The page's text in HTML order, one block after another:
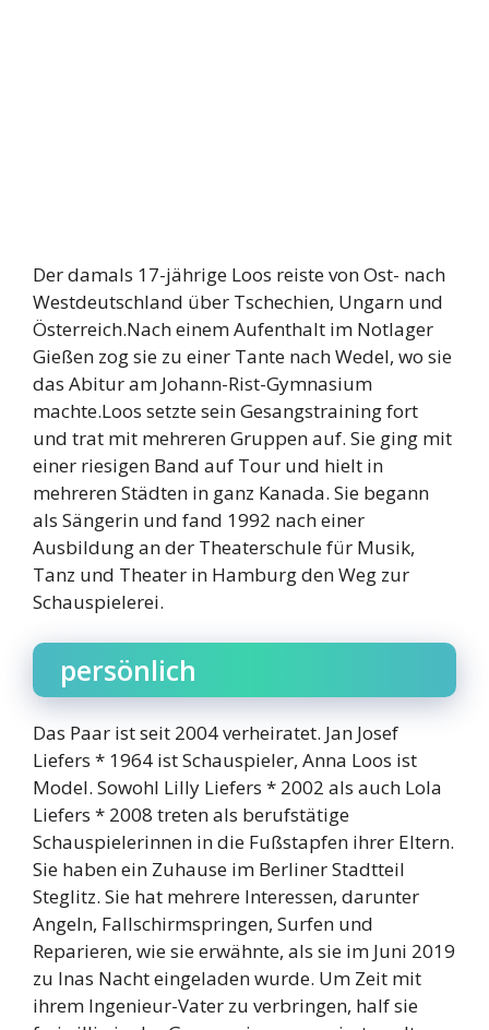
Der damals 17-jährige Loos reiste von Ost- nach
Westdeutschland über Tschechien, Ungarn und
Österreich.Nach einem Aufenthalt im Notlager
Gießen zog sie zu einer Tante nach Wedel, wo sie
das Abitur am Johann-Rist-Gymnasium
machte.Loos setzte sein Gesangstraining fort
und trat mit mehreren Gruppen auf. Sie ging mit
einer riesigen Band auf Tour und hielt in
mehreren Städten in ganz Kanada. Sie begann
als Sängerin und fand 1992 nach einer
Ausbildung an der Theaterschule für Musik,
Tanz und Theater in Hamburg den Weg zur
Schauspielerei.
persönlich
Das Paar ist seit 2004 verheiratet. Jan Josef
Liefers * 1964 ist Schauspieler, Anna Loos ist
Model. Sowohl Lilly Liefers * 2002 als auch Lola
Liefers * 2008 treten als berufstätige
Schauspielerinnen in die Fußstapfen ihrer Eltern.
Sie haben ein Zuhause im Berliner Stadtteil
Steglitz. Sie hat mehrere Interessen, darunter
Angeln, Fallschirmspringen, Surfen und
Reparieren, wie sie erwähnte, als sie im Juni 2019
zu Inas Nacht eingeladen wurde. Um Zeit mit
ihrem Ingenieur-Vater zu verbringen, half sie